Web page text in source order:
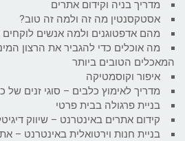
מדריך בניה וקידום אתרים
אסטקסנטין מה זה ולמה זה טוב?
מהם אדפטוגנים ולמה אנשים
המאכלים הטובים ביותר
איפור וקוסמטיקה
מדריך לאימוץ כלבים – סוגי זנים של
בניית פרגולה בבית פרטי
קידום אתרים באינטרנט – שיווק
בניית חנות וירטואלית באינטרנט –